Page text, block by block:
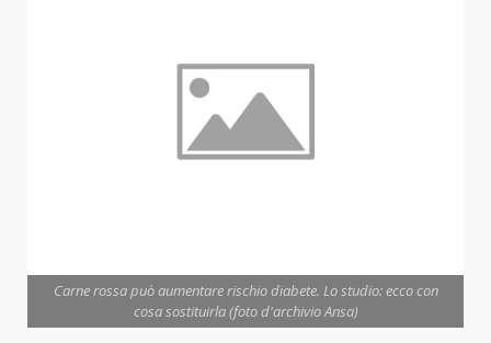
Carne rossa può aumentare rischio diabete. Lo studio: ecco con
cosa sostituirla (foto d'archivio Ansa)